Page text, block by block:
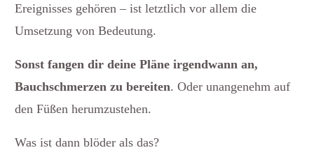
Ereignisses gehören – ist letztlich vor allem die
Umsetzung von Bedeutung.
Sonst fangen dir deine Pläne irgendwann an,
Bauchschmerzen zu bereiten. Oder unangenehm auf
den Füßen herumzustehen.
Was ist dann blöder als das?